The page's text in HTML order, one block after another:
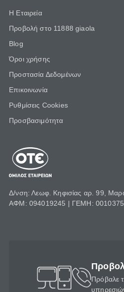
Η Εταιρεία
Προβολή στο 11888 giaola
Blog
Όροι χρήσης
Προστασία Δεδομένων
Επικοινωνία
Ρυθμίσεις Cookies
Προσβασιμότητα
Δ/νση: Λεωφ. Κηφισίας αρ. 99,
ΑΦΜ: 094019245 | ΓΕΜΗ:
Πρόβαλε